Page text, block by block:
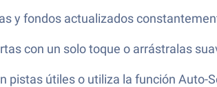
y fondos actualizados
con un solo toque o arrástralas
pistas útiles o utiliza la función